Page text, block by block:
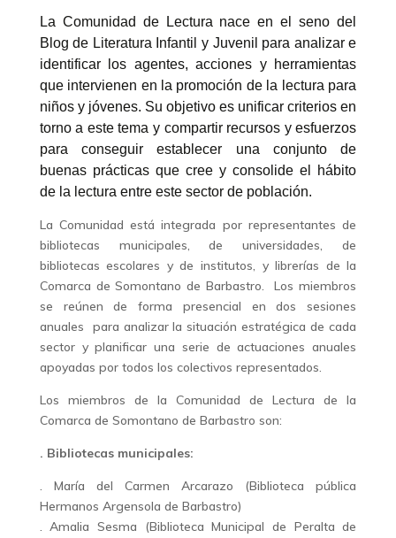
La Comunidad de Lectura nace en el seno del
Blog de Literatura Infantil y Juvenil para analizar e
identificar los agentes, acciones y herramientas
que intervienen en la promoción de la lectura para
niños y jóvenes. Su objetivo es unificar criterios en
torno a este tema y compartir recursos y esfuerzos
para conseguir establecer una conjunto de
buenas prácticas que cree y consolide el hábito
de la lectura entre este sector de población.
La Comunidad está integrada por representantes de
bibliotecas municipales, de universidades, de
bibliotecas escolares y de institutos, y librerías de la
Comarca de Somontano de Barbastro. Los miembros
se reúnen de forma presencial en dos sesiones
anuales para analizar la situación estratégica de cada
sector y planificar una serie de actuaciones anuales
apoyadas por todos los colectivos representados.
Los miembros de la Comunidad de Lectura de la
Comarca de Somontano de Barbastro son:
. Bibliotecas municipales:
. María del Carmen Arcarazo (Biblioteca pública
Hermanos Argensola de Barbastro)
. Amalia Sesma (Biblioteca Municipal de Peralta de